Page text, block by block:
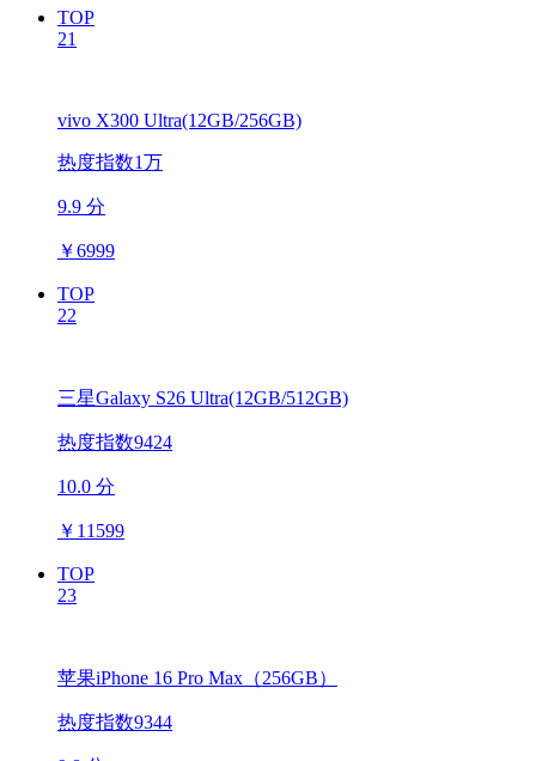
TOP
21
vivo X300 Ultra(12GB/256GB)
热度指数1万
9.9 分
￥6999
TOP
22
三星Galaxy S26 Ultra(12GB/512GB)
热度指数9424
10.0 分
￥ 11599
TOP
23
苹果iPhone 16 Pro Max（256GB）
热度指数9344